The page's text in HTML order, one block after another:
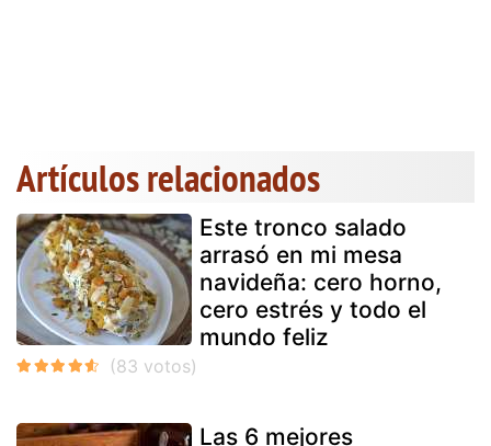
Artículos relacionados
Este tronco salado
arrasó en mi mesa
navideña: cero horno,
cero estrés y todo el
mundo feliz
Las 6 mejores